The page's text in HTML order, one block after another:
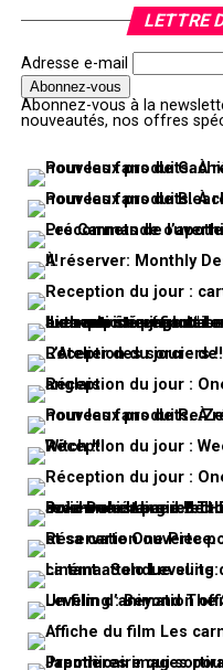
LETTRE
Adresse e-mail
Abonnez-vous à la
nouveautés, nos offres